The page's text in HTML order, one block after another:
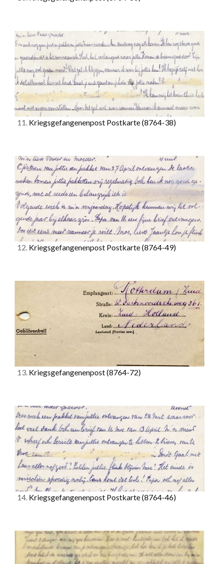
11. Kriegsgefangenenpost Postkarte(8764-38)
12. Kriegsgefangenenpost Postkarte(8764-49)
13. Kriegsgefangenenpost(8764-72)
14. Kriegsgefangenenpost Postkarte(8764-46)